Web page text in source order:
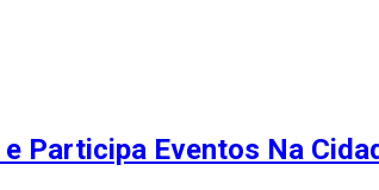
Participa Eventos Na